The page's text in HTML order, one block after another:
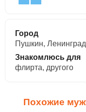
Город
Пушкин,
Знакомлюсь для
флирта, другого
Похожие